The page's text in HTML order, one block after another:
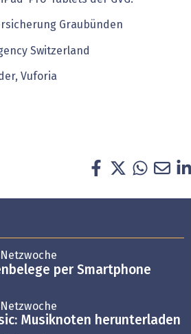
Graubünden
­Switzerland
Vuforia
per Smartphone
Musiknoten herunterladen